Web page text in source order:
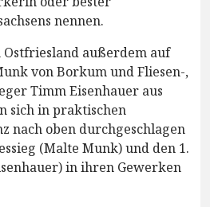
nennen.
Ostfriesland außerdem auf
von Borkum und Fliesen-,
Timm Eisenhauer aus
sich in praktischen
nach oben durchgeschlagen
(Malte Munk) und den 1.
in ihren Gewerken